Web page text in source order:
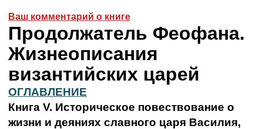
Ваш комментарий о книге
Продолжатель Феофана.
Жизнеописания
византийских царей
ОГЛАВЛЕНИЕ
Книга V. Историческое повествование о
жизни и деяниях славного царя Василия,